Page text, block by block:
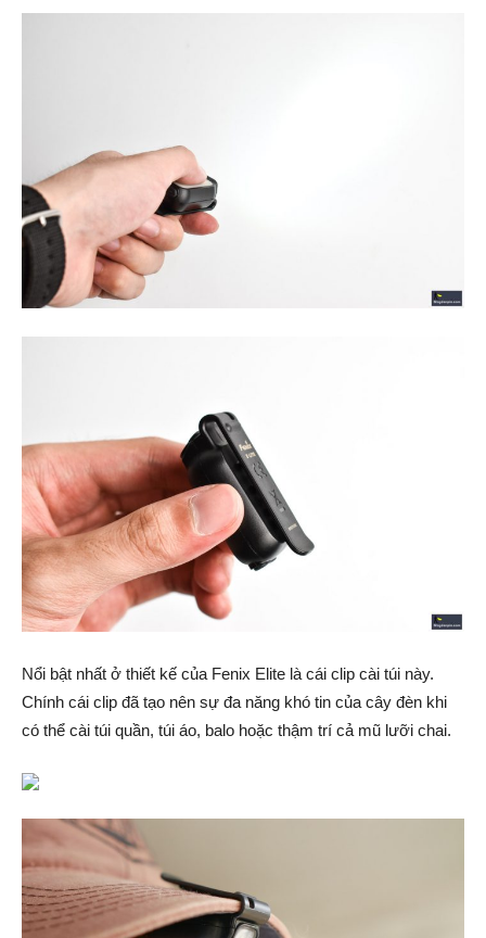
Nổi bật nhất ở thiết kế của Fenix Elite là cái clip cài túi này.
Chính cái clip đã tạo nên sự đa năng khó tin của cây đèn khi
có thể cài túi quần, túi áo, balo hoặc thậm trí cả mũ lưỡi chai.